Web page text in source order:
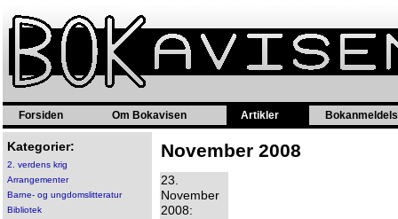
Forsiden Om Bokavisen Artikler
Kategorier:
2. verdens krig
Arrangementer
Barne- og ungdomslitteratur
Bibliotek
November 2008
23.
November
2008: